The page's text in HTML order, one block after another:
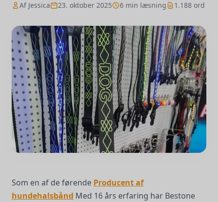
Af Jessica 23. oktober 2025 6 min læsning 1.188 ord
Som en af de førende Producent af
hundehalsbånd Med 16 års erfaring har Bestone